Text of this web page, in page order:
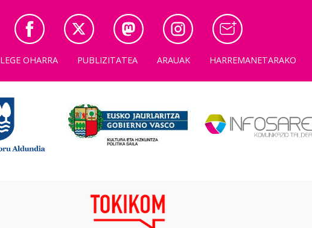
LEGE OHARRA PUBLIZITATEA ARAUAK HARREMANETARAKO